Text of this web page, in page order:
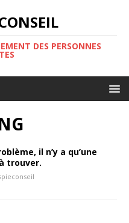
DES PERSONNES
il n’y a qu’une
trouver.